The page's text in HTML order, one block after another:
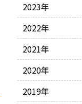
2023年
2022年
2021年
2020年
2019年